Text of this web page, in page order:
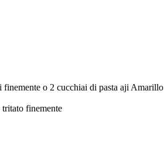
o 2 cucchiai di pasta aji Amarillo
finemente